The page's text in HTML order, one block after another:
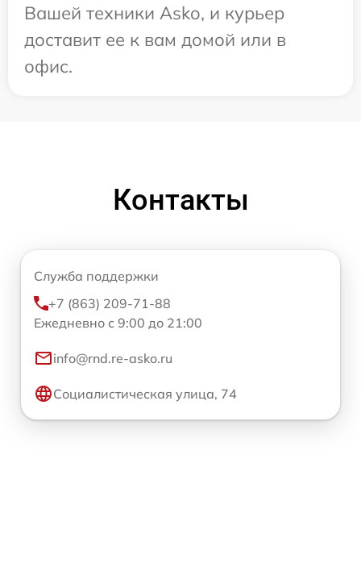
Вашей техники Asko, и курьер
доставит ее к вам домой или в
офис.
Контакты
Служба поддержки
+7 (863) 209-71-88
Ежедневно с 9:00 до 21:00
info@rnd.re-asko.ru
Социалистическая улица, 74